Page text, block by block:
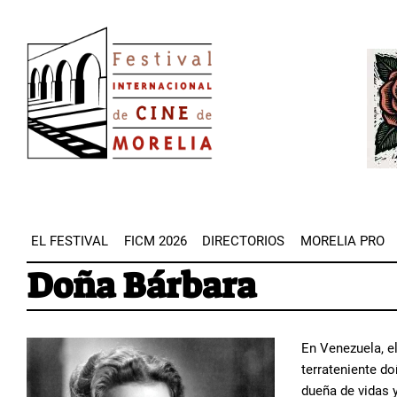
contenido
principal
EL FESTIVAL FICM 2026 DIRECTORIOS MORELIA PRO
Doña Bárbara
En Venezuela,
terrateniente
dueña de vidas